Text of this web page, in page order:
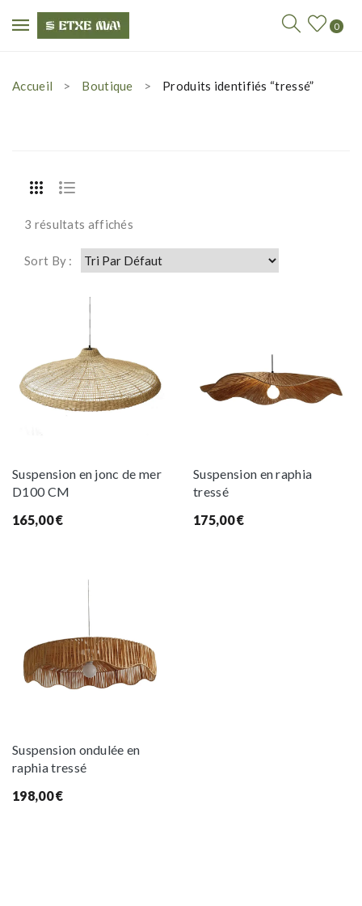
0
Accueil Boutique Produits identifiés “tressé”
3 résultats affichés
Sort By :
Suspension en jonc de mer
D100 CM
165,00€
Suspension en raphia
tressé
175,00€
Suspension ondulée en
raphia tressé
198,00€